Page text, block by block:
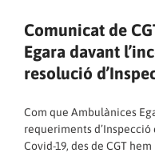
Comunicat de
Egara davant
resolució
Com que Ambulànices
requeriments
Covid-19, des de CGT